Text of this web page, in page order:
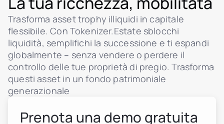
Trasforma asset trophy illiquidi in capitale
flessibile. Con Tokenizer.Estate sblocchi
liquidità, semplifichi la successione e ti espandi
globalmente – senza vendere o perdere il
controllo delle tue proprietà di pregio. Trasforma
questi asset in un fondo patrimoniale
generazionale
Prenota una demo gratuita